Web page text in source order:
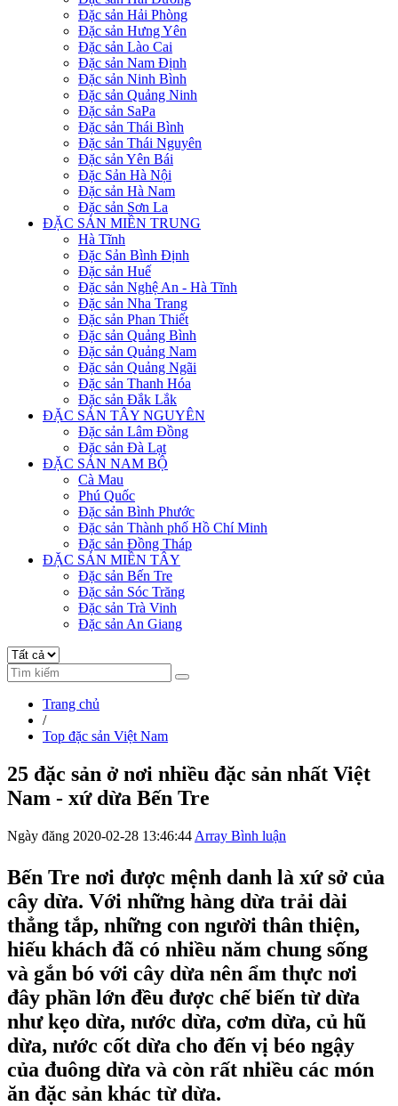
Đặc sản Hải Phòng
Đặc sản Hưng Yên
Đặc sản Lào Cai
Đặc sản Nam Định
Đặc sản Ninh Bình
Đặc sản Quảng Ninh
Đặc sản SaPa
Đặc sản Thái Bình
Đặc sản Thái Nguyên
Đặc sản Yên Bái
Đặc Sản Hà Nội
Đặc sản Hà Nam
Đặc sản Sơn La
ĐẶC SẢN MIỀN TRUNG
Hà Tĩnh
Đặc Sản Bình Định
Đặc sản Huế
Đặc sản Nghệ An - Hà Tĩnh
Đặc sản Nha Trang
Đặc sản Phan Thiết
Đặc sản Quảng Bình
Đặc sản Quảng Nam
Đặc sản Quảng Ngãi
Đặc sản Thanh Hóa
Đặc sản Đắk Lắk
ĐẶC SẢN TÂY NGUYÊN
Đặc sản Lâm Đồng
Đặc sản Đà Lạt
ĐẶC SẢN NAM BỘ
Cà Mau
Phú Quốc
Đặc sản Bình Phước
Đặc sản Thành phố Hồ Chí Minh
Đặc sản Đồng Tháp
ĐẶC SẢN MIỀN TÂY
Đặc sản Bến Tre
Đặc sản Sóc Trăng
Đặc sản Trà Vinh
Đặc sản An Giang
Trang chủ
/
Top đặc sản Việt Nam
25 đặc sản ở nơi nhiều đặc sản nhất Việt
Nam - xứ dừa Bến Tre
Ngày đăng 2020-02-28 13:46:44 Array Bình luận
Bến Tre nơi được mệnh danh là xứ sở của
cây dừa. Với những hàng dừa trải dài
thẳng tắp, những con người thân thiện,
hiếu khách đã có nhiều năm chung sống
và gắn bó với cây dừa nên ẩm thực nơi
đây phần lớn đều được chế biến từ dừa
như kẹo dừa, nước dừa, cơm dừa, củ hũ
dừa, nước cốt dừa cho đến vị béo ngậy
của đuông dừa và còn rất nhiều các món
ăn đặc sản khác từ dừa.